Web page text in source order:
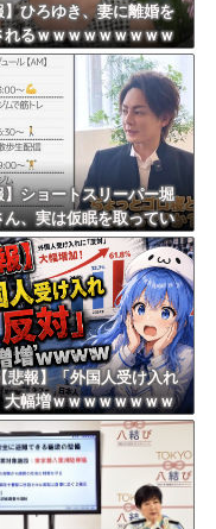
海外「おめでとうタキ！」リヴァプール南野がバースデーゴール！！
Powered by livedoor 相互RSS
】ひろゆき、妻に離婚を
れるｗｗｗｗｗｗｗｗｗ
ｗｗｗｗ
】ショートスリーパー堀
ん、実は仮眠を取ってい
ｗｗｗｗｗｗｗｗｗｗｗ
悲報】「外国人受け入れ
大幅増ｗｗｗｗｗｗｗｗ
ｗｗｗｗｗｗｗ